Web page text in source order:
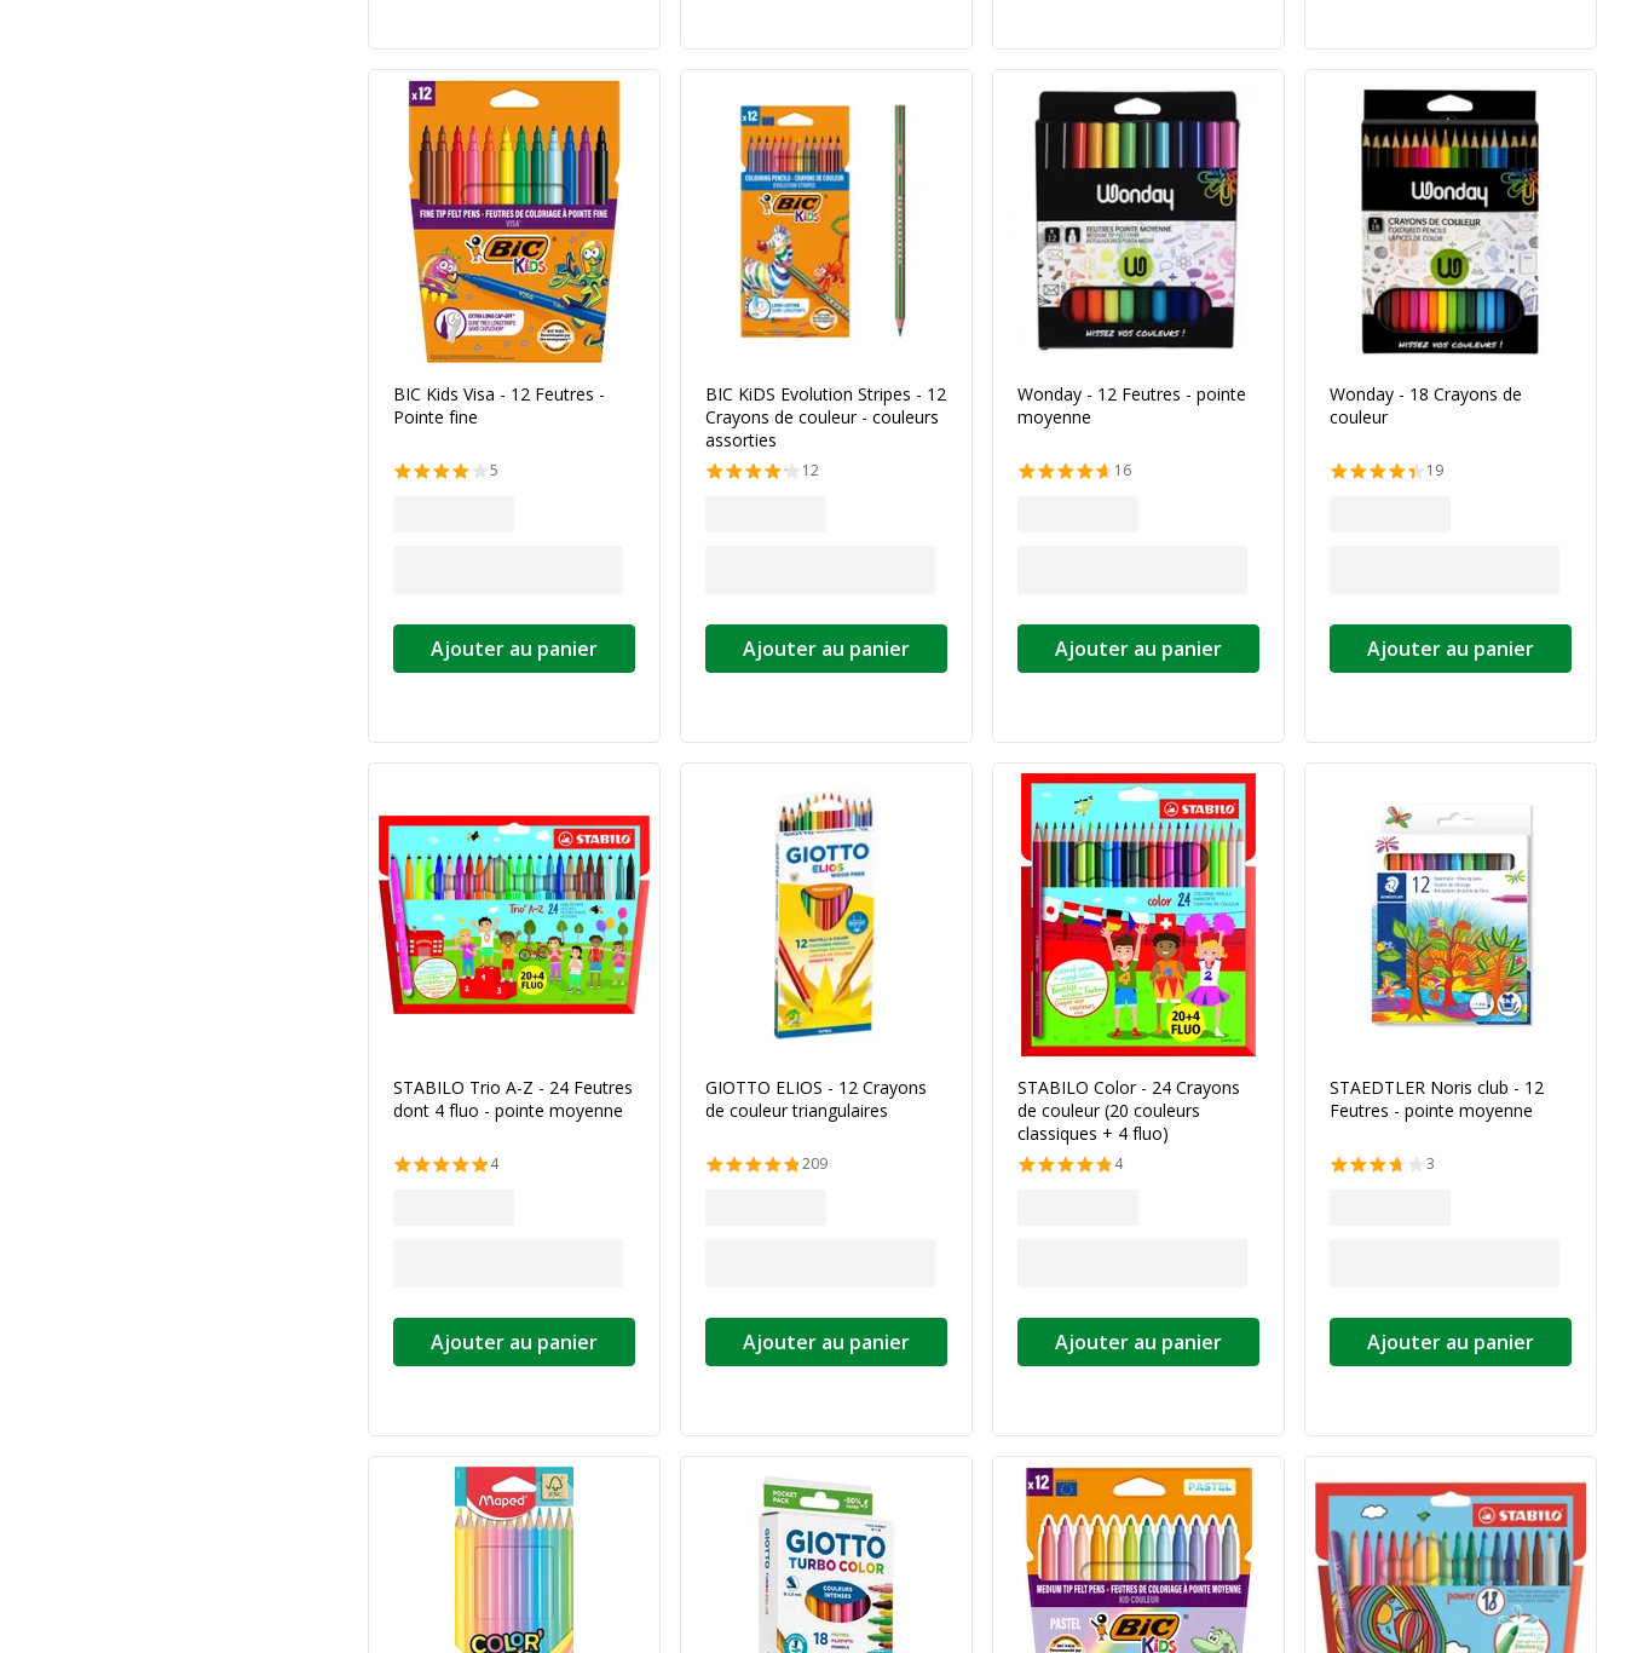
BIC Kids Visa - 12 Feutres -
Pointe fine
5
Ajouter au panier
BIC KiDS Evolution Stripes - 12
Crayons de couleur - couleurs
assorties
12
Ajouter au panier
Wonday - 12 Feutres - pointe
moyenne
16
Ajouter au panier
Wonday - 18 Crayons de
couleur
19
Ajouter au panier
STABILO Trio A-Z - 24 Feutres
dont 4 fluo - pointe moyenne
4
Ajouter au panier
GIOTTO ELIOS - 12 Crayons
de couleur triangulaires
209
Ajouter au panier
STABILO Color - 24 Crayons
de couleur (20 couleurs
classiques + 4 fluo)
4
Ajouter au panier
STAEDTLER Noris club - 12
Feutres - pointe moyenne
3
Ajouter au panier